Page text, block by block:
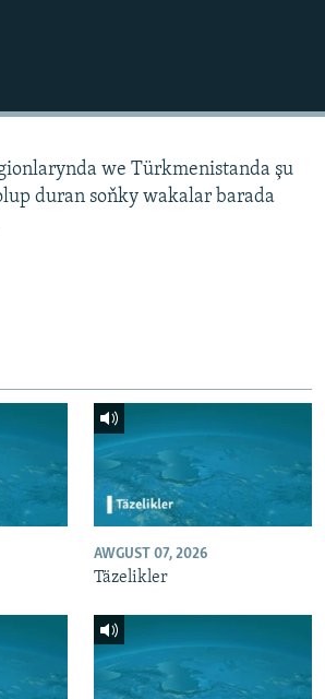
we Türkmenistanda şu
duran soňky wakalar barada
AWGUST 07, 2026
Täzelikler